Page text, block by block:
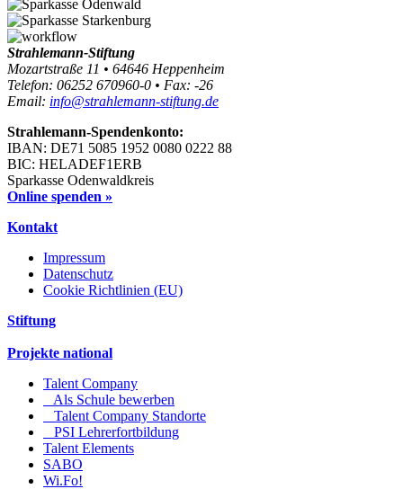
Strahlemann-Stiftung
Mozartstraße 11 • 64646 Heppenheim
Telefon: 06252 670960-0 • Fax: -26
Email: info@strahlemann-stiftung.de
Strahlemann-Spendenkonto:
IBAN: DE71 5085 1952 0080 0222 88
BIC: HELADEF1ERB
Sparkasse Odenwaldkreis
Online spenden »
Kontakt
Impressum
Datenschutz
Cookie Richtlinien (EU)
Stiftung
Projekte national
Talent Company
Als Schule bewerben
Talent Company Standorte
PSI Lehrerfortbildung
Talent Elements
SABO
Wi.Fo!